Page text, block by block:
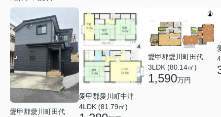
愛甲郡愛川町田代
愛甲郡愛川町中津
4LDK (81.79㎡)
愛甲郡愛川町田代
3LDK (80.14㎡)
1,590万円